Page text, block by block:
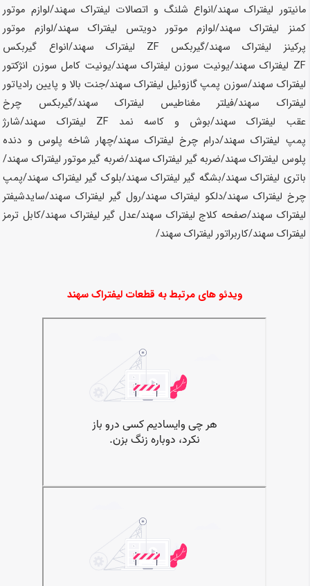
مانیتور لیفتراکسهند/انواع شلنگ و اتصالات لیفتراک سهند/لوازم موتور
کمنز لیفتراکسهند/لوازم موتور دویتس لیفتراک سهند/لوازم موتور
پرکینز لیفتراکسهند/گیربکس ZF لیفتراک سهند/انواع گیربکس
ZF لیفتراک
سهند/یونیت سوزن لیفتراکسهند/یونیت کامل سوزن انژکتور
لیفتراک سهند/سوزن پمپ گازوئیل لیفتراک سهند/جنت بالا و پایین رادیاتور
لیفتراک سهند/فیلتر مغناطیس لیفتراک سهند/گیربکس چرخ
عقب لیفتراکسهند/بوش و کاسه نمد ZF لیفتراک سهند/شارژ
پمپ لیفتراکسهند/درام چرخ لیفتراکسهند/چهار شاخه پلوس و دنده
پلوس لیفتراکسهند/ضربه گیر لیفتراکسهند/ضربه گیر موتور لیفتراک سهند/
باتری لیفتراکسهند/بشگه گیر لیفتراکسهند/بلوک گیر لیفتراک سهند/پمپ
چرخ لیفتراک سهند/دلکو لیفتراکسهند/رول گیر لیفتراکسهند/سایدشیفتر
لیفتراک سهند/صفحه کلاج لیفتراک سهند/عدل گیر لیفتراک سهند/کابل ترمز
لیفتراک سهند/کاربراتور لیفتراک سهند/
ویدئو های مرتبط به قطعات لیفتراک سهند